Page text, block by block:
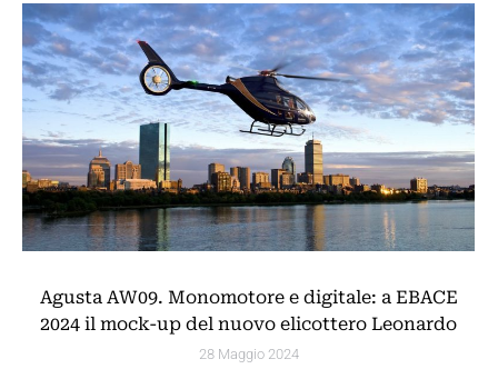
Agusta AW09. Monomotore e digitale: a EBACE
2024 il mock-up del nuovo elicottero Leonardo
28 Maggio 2024